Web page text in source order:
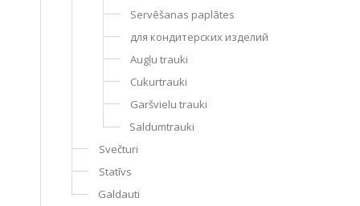
Servēšanas paplātes
для кондитерских изделий
Augļu trauki
Cukurtrauki
Garšvielu trauki
Saldumtrauki
Svečturi
Statīvs
Galdauti